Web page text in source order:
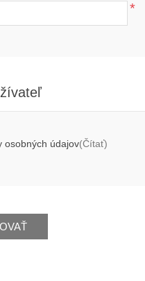
*
osobných údajov(Čítať)